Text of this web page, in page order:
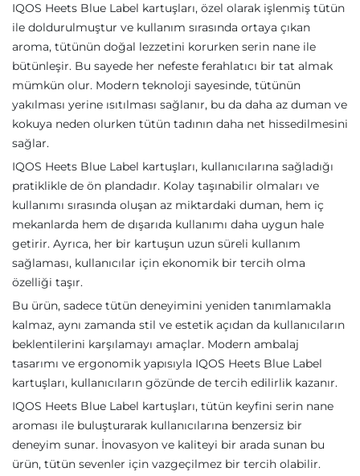
IQOS Heets Blue Label kartuşları, özel olarak işlenmiş tütün
ile doldurulmuştur ve kullanım sırasında ortaya çıkan
aroma, tütünün doğal lezzetini korurken serin nane ile
bütünleşir. Bu sayede her nefeste ferahlatıcı bir tat almak
mümkün olur. Modern teknoloji sayesinde, tütünün
yakılması yerine ısıtılması sağlanır, bu da daha az duman ve
kokuya neden olurken tütün tadının daha net hissedilmesini
sağlar.
IQOS Heets Blue Label kartuşları, kullanıcılarına sağladığı
pratiklikle de ön plandadır. Kolay taşınabilir olmaları ve
kullanımı sırasında oluşan az miktardaki duman, hem iç
mekanlarda hem de dışarıda kullanımı daha uygun hale
getirir. Ayrıca, her bir kartuşun uzun süreli kullanım
sağlaması, kullanıcılar için ekonomik bir tercih olma
özelliği taşır.
Bu ürün, sadece tütün deneyimini yeniden tanımlamakla
kalmaz, aynı zamanda stil ve estetik açıdan da kullanıcıların
beklentilerini karşılamayı amaçlar. Modern ambalaj
tasarımı ve ergonomik yapısıyla IQOS Heets Blue Label
kartuşları, kullanıcıların gözünde de tercih edilirlik kazanır.
IQOS Heets Blue Label kartuşları, tütün keyfini serin nane
aroması ile buluşturarak kullanıcılarına benzersiz bir
deneyim sunar. İnovasyon ve kaliteyi bir arada sunan bu
ürün, tütün sevenler için vazgeçilmez bir tercih olabilir.